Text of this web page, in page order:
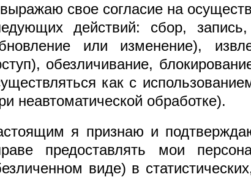
свое согласие на
действий: сбор,
или изменение),
обезличивание,
как с
неавтоматической обработке).
я признаю и
предоставлять мои
виде) в